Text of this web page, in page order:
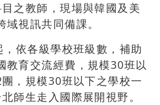
之教師，現場與韓國及美
視訊共同備課。
依各級學校班級數，補助
教育交流經費，規模30班以
，規模30班以下之學校一
師生走入國際展開視野。